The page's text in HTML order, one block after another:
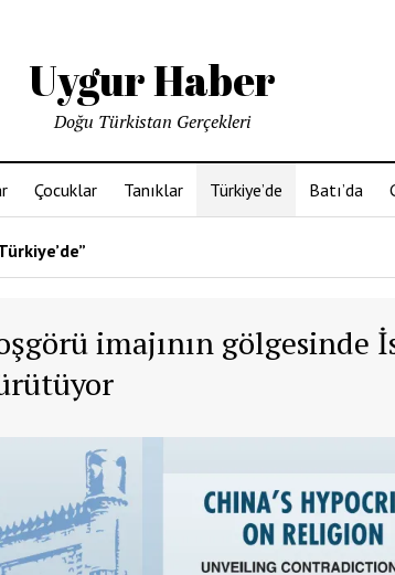
Uygur Haber
Doğu Türkistan Gerçekleri
Çocuklar Tanıklar Türkiye’de Batı’da
imajının gölgesinde